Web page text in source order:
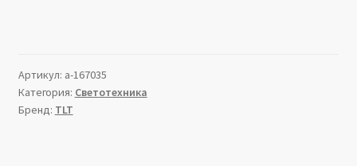
Артикул: a-167035
Категория: Светотехника
Бренд: TLT